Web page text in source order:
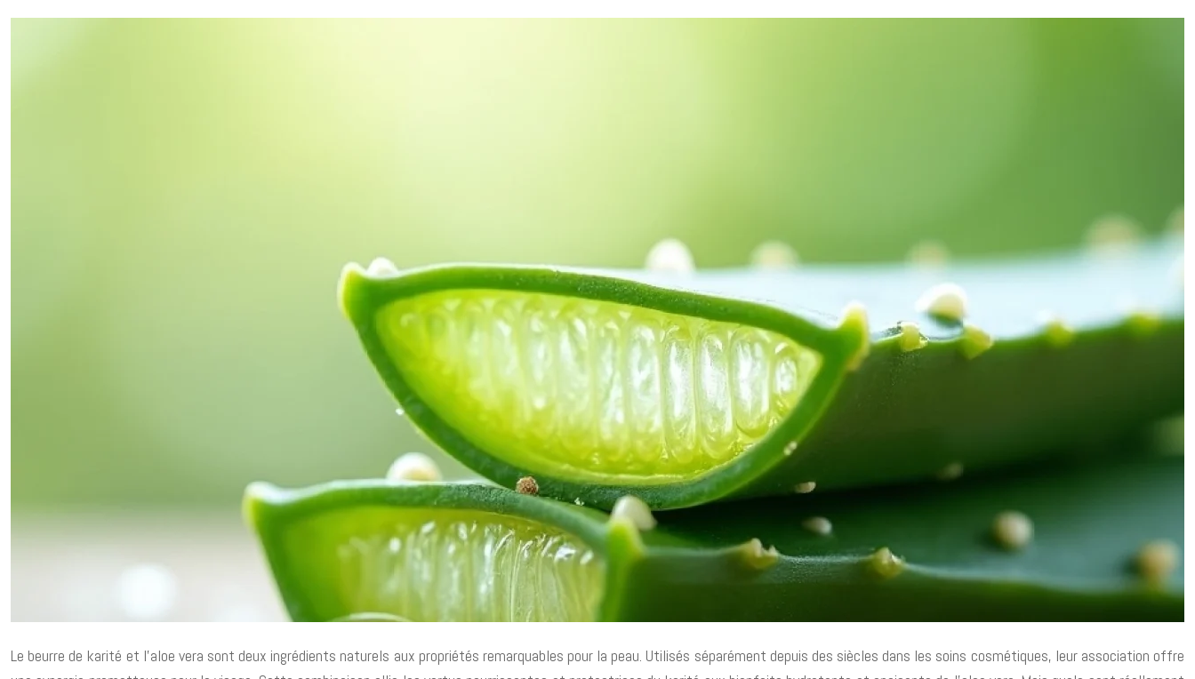
Le beurre de karité et l’aloe vera sont deux ingrédients naturels aux propriétés remarquables pour la peau. Utilisés séparément depuis des siècles dans les soins cosmétiques, leur association offre